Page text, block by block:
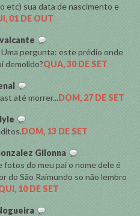
etc) sua data de nascimento e
01 DE OUT
pergunta: este prédio onde
demolido?QUA, 30 DE SET
até morrer...DOM, 27 DE SET
DOM, 13 DE SET
Gilonna
do meu pai o nome dele é
do São Raimundo so não lembro
10 DE SET